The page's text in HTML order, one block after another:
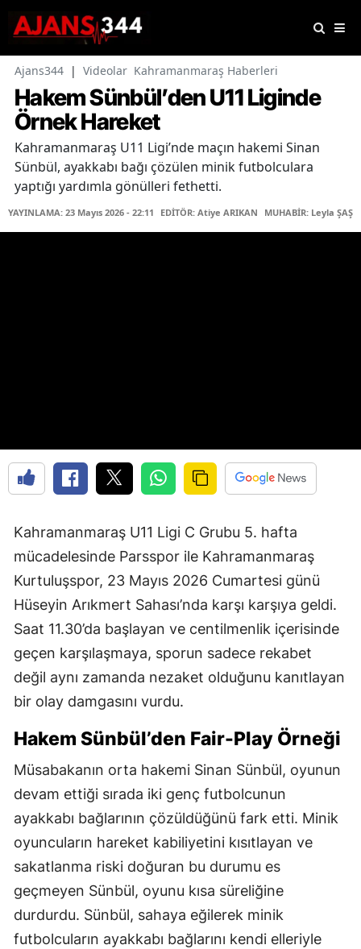
Ajans344 | Videolar Kahramanmaraş Haberleri
Hakem Sünbül’den U11 Liginde
Örnek Hareket
Kahramanmaraş U11 Ligi’nde maçın hakemi Sinan
Sünbül, ayakkabı bağı çözülen minik futbolculara
yaptığı yardımla gönülleri fethetti.
YAYINLAMA: 23 Mayıs 2026 - 22:11 EDİTÖR: Atiye ARIKAN MUHABİR: Leyla ŞAŞTI
Kahramanmaraş U11 Ligi C Grubu 5. hafta
mücadelesinde Parsspor ile Kahramanmaraş
Kurtuluşspor, 23 Mayıs 2026 Cumartesi günü
Hüseyin Arıkmert Sahası’nda karşı karşıya geldi.
Saat 11.30’da başlayan ve centilmenlik içerisinde
geçen karşılaşmaya, sporun sadece rekabet
değil aynı zamanda nezaket olduğunu kanıtlayan
bir olay damgasını vurdu.
Hakem Sünbül’den Fair-Play Örneği
Müsabakanın orta hakemi Sinan Sünbül, oyunun
devam ettiği sırada iki genç futbolcunun
ayakkabı bağlarının çözüldüğünü fark etti. Minik
oyuncuların hareket kabiliyetini kısıtlayan ve
sakatlanma riski doğuran bu durumu es
geçmeyen Sünbül, oyunu kısa süreliğine
durdurdu. Sünbül, sahaya eğilerek minik
futbolcuların ayakkabı bağlarını kendi elleriyle